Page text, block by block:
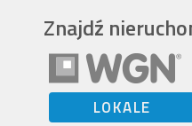
Znajdź
LOKALE